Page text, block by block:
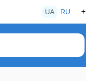
UA RU
+38(050)487-80-28